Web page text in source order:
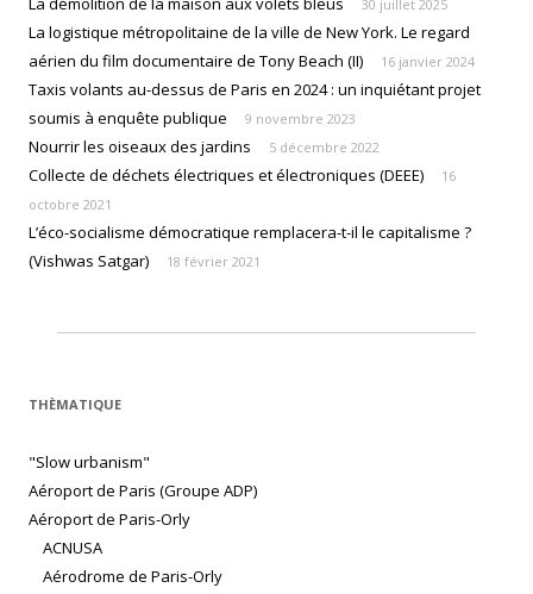
30 juillet 2025
La logistique métropolitaine de la ville de New York. Le regard
aérien du film documentaire de Tony Beach (II)
16 janvier 2024
Taxis volants au-dessus de Paris en 2024 : un inquiétant projet
soumis à enquête publique
9 novembre 2023
Nourrir les oiseaux des jardins 5 décembre 2022
Collecte de déchets électriques et électroniques (DEEE)
16
octobre 2021
L’éco-socialisme démocratique remplacera-t-il le capitalisme ?
(Vishwas Satgar)
18 février 2021
THÈMATIQUE
"Slow urbanism"
Aéroport de Paris (Groupe ADP)
Aéroport de Paris-Orly
ACNUSA
Aérodrome de Paris-Orly